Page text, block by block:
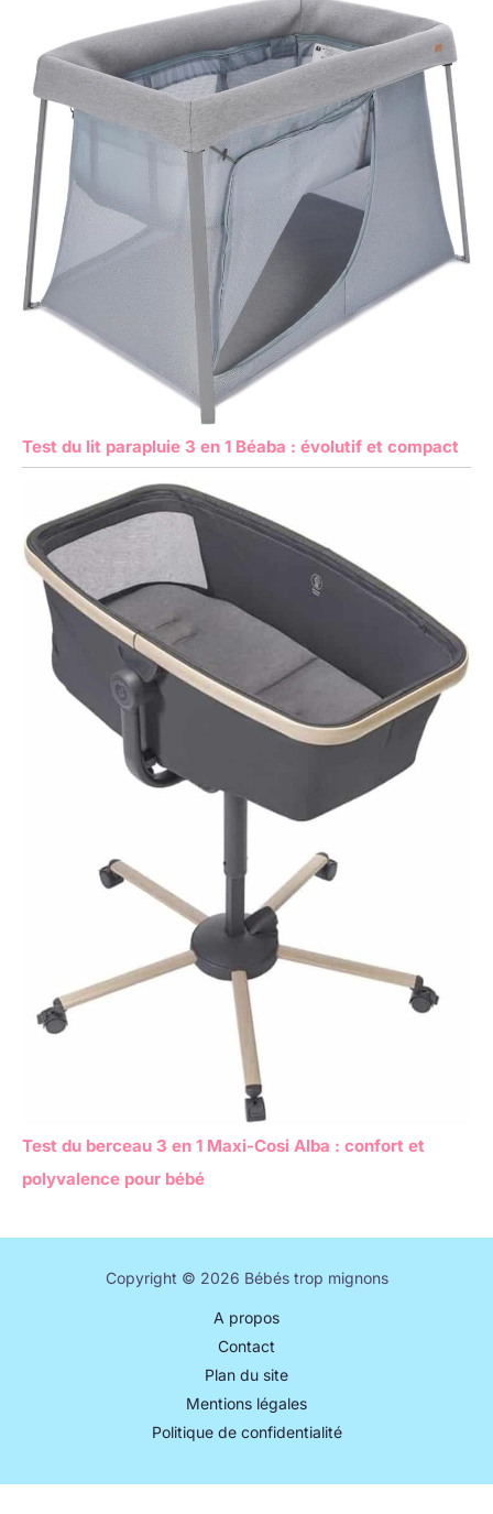
Test du lit parapluie 3 en 1 Béaba : évolutif et compact
Test du berceau 3 en 1 Maxi-Cosi Alba : confort et
polyvalence pour bébé
Copyright © 2026 Bébés trop mignons
A propos
Contact
Plan du site
Mentions légales
Politique de confidentialité